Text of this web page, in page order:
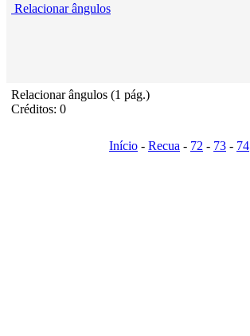
Relacionar ângulos
Relacionar ângulos (1 pág.)
Créditos: 0
Início - Recua - 72 - 73 - 74